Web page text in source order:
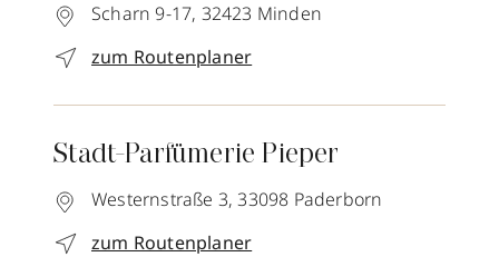
Scharn 9-17, 32423 Minden
zum Routenplaner
Stadt-Parfümerie Pieper
Westernstraße 3, 33098 Paderborn
zum Routenplaner